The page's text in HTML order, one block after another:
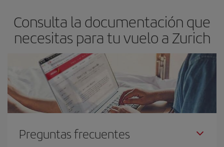
Consulta la documentación que
necesitas para tu vuelo a Zurich
Preguntas frecuentes